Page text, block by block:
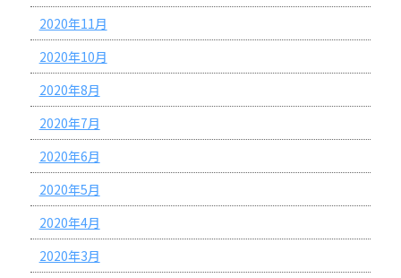
2020年11月
2020年10月
2020年8月
2020年7月
2020年6月
2020年5月
2020年4月
2020年3月